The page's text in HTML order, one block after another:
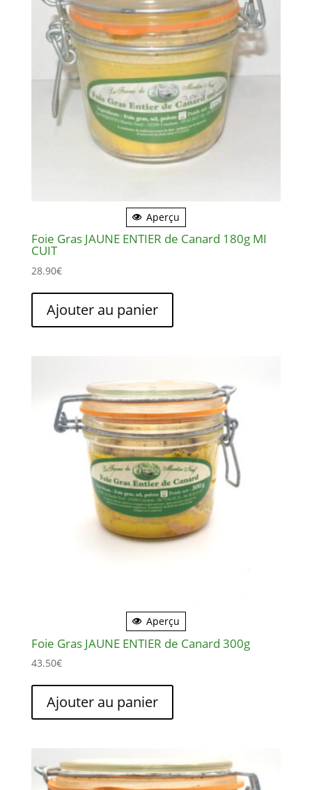
Aperçu
Foie Gras JAUNE ENTIER de Canard 180g MI
CUIT
28.90€
Ajouter au panier
Aperçu
Foie Gras JAUNE ENTIER de Canard 300g
43.50€
Ajouter au panier